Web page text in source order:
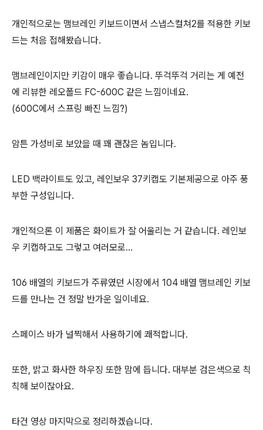
개인적으로는 맴브레인 키보드이면서 스냅스컬쳐2를 적용한 키보
드는 처음 접해봤습니다.
맴브레인이지만 키감이 매우 좋습니다. 뚜걱뚜걱 거리는 게 예전
에 리뷰한 레오폴드 FC-600C 같은 느낌이네요.
(600C에서 스프링 빠진 느낌?)
암튼 가성비로 보았을 때 꽤 괜찮은 놈입니다.
LED 백라이트도 있고, 레인보우 37키캡도 기본제공으로 아주 풍
부한 구성입니다.
개인적으론 이 제품은 화이트가 잘 어울리는 거 같습니다. 레인보
우 키캡하고도 그렇고 여러모로...
106 배열의 키보드가 주류였던 시장에서 104 배열 맴브레인 키보
드를 만나는 건 정말 반가운 일이네요.
스페이스 바가 널찍해서 사용하기에 쾌적합니다.
또한, 밝고 화사한 하우징 또한 맘에 듭니다. 대부분 검은색으로 칙
칙해 보이잖아요.
타건 영상 마지막으로 정리하겠습니다.